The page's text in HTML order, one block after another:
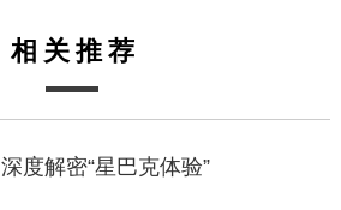
相关推荐
深度解密“星巴克体验”